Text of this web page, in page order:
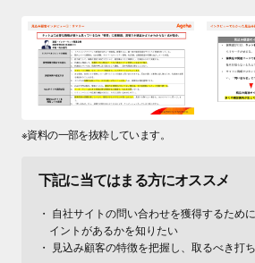
※資料の一部を抜粋しています。
下記に当てはまる方にオススメ
自社サイトの問い合わせを獲得するため
イントがあるかを知りたい
見込み顧客の特徴を把握し、取るべき打